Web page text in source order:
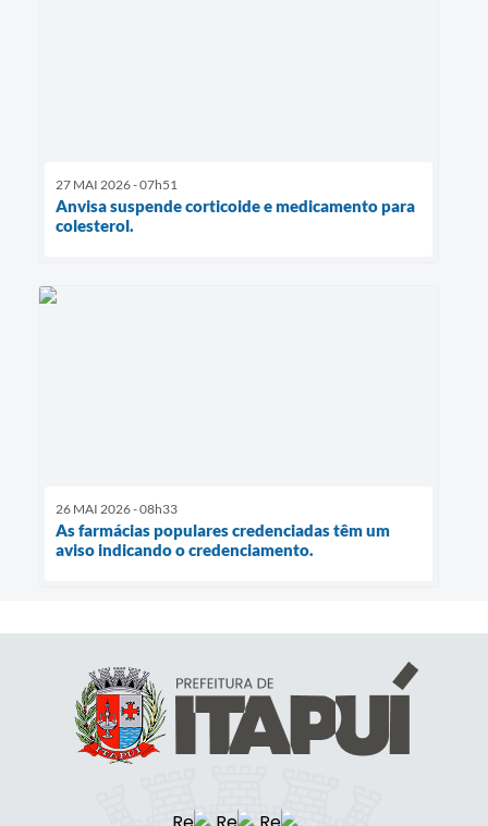
27 MAI 2026 - 07h51
Anvisa suspende corticoide e medicamento para
colesterol.
26 MAI 2026 - 08h33
As farmácias populares credenciadas têm um
aviso indicando o credenciamento.